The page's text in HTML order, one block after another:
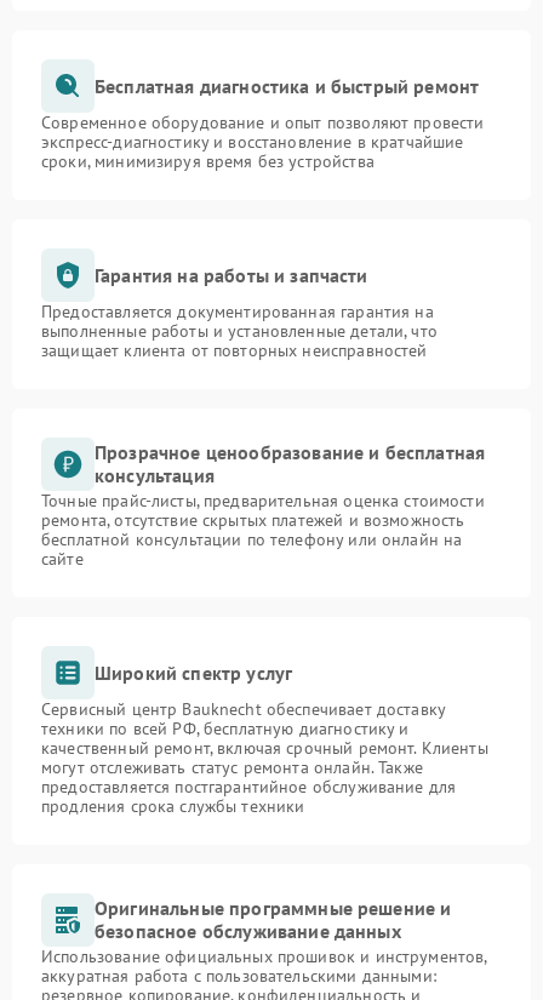
Бесплатная диагностика и быстрый ремонт
Современное оборудование и опыт позволяют провести
экспресс-диагностику и восстановление в кратчайшие
сроки, минимизируя время без устройства
Гарантия на работы и запчасти
Предоставляется документированная гарантия на
выполненные работы и установленные детали, что
защищает клиента от повторных неисправностей
Прозрачное ценообразование и бесплатная
консультация
Точные прайс-листы, предварительная оценка стоимости
ремонта, отсутствие скрытых платежей и возможность
бесплатной консультации по телефону или онлайн на
сайте
Широкий спектр услуг
Сервисный центр Bauknecht обеспечивает доставку
техники по всей РФ, бесплатную диагностику и
качественный ремонт, включая срочный ремонт. Клиенты
могут отслеживать статус ремонта онлайн. Также
предоставляется постгарантийное обслуживание для
продления срока службы техники
Оригинальные программные решение и
безопасное обслуживание данных
Использование официальных прошивок и инструментов,
аккуратная работа с пользовательскими данными:
резервное копирование, конфиденциальность и